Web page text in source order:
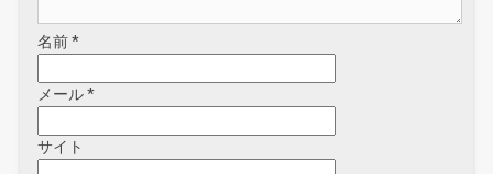
名前*
メール*
サイト